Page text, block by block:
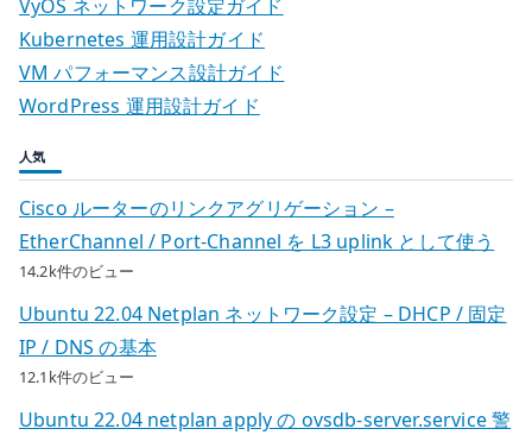
VyOS ネットワーク設定ガイド
Kubernetes 運用設計ガイド
VM パフォーマンス設計ガイド
WordPress 運用設計ガイド
人気
Cisco ルーターのリンクアグリゲーション –
EtherChannel / Port-Channel を L3 uplink として使う
14.2k件のビュー
Ubuntu 22.04 Netplan ネットワーク設定 – DHCP / 固定
IP / DNS の基本
12.1k件のビュー
Ubuntu 22.04 netplan apply の ovsdb-server.service 警